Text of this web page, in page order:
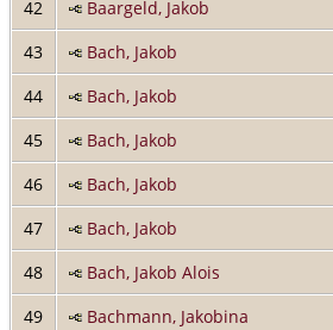
42
Baargeld, Jakob
43
Bach, Jakob
44
Bach, Jakob
45
Bach, Jakob
46
Bach, Jakob
47
Bach, Jakob
48
Bach, Jakob Alois
49
Bachmann, Jakobina